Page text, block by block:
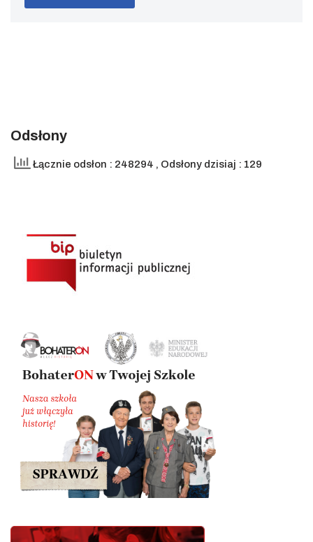
Odsłony
Łącznie odsłon : 248294 , Odsłony dzisiaj : 129